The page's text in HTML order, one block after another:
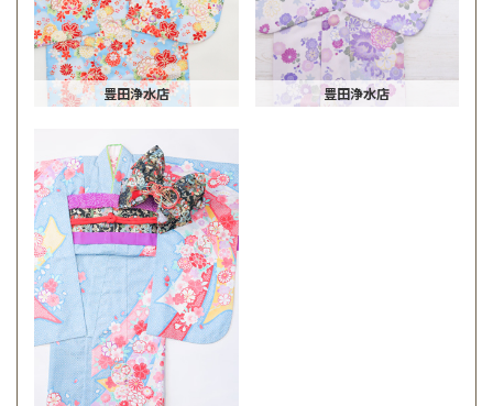
豊田浄水店 豊田浄水店